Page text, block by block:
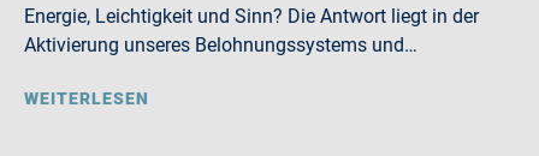
Energie, Leichtigkeit und Sinn? Die Antwort liegt in der
Aktivierung unseres Belohnungssystems und…
WEITERLESEN